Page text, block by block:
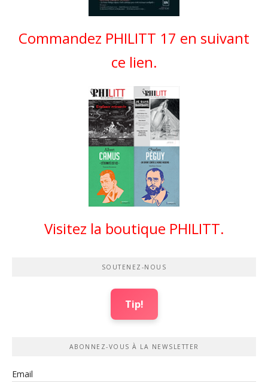
Commandez PHILITT 17 en suivant
ce lien.
Visitez la boutique PHILITT.
SOUTENEZ-NOUS
Tip!
ABONNEZ-VOUS À LA NEWSLETTER
Email